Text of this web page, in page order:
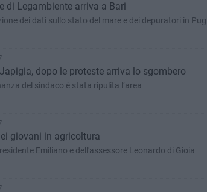
di Legambiente arriva a Bari
dei dati sullo stato del mare e dei depuratori in
dopo le proteste arriva lo sgombero
del sindaco è stata ripulita l’area
giovani in agricoltura
Emiliano e dell'assessore Leonardo di Gioia